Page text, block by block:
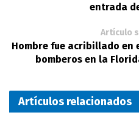
entrada
Artículo
Hombre fue acribillado en
bomberos en la
Artículos relacionados